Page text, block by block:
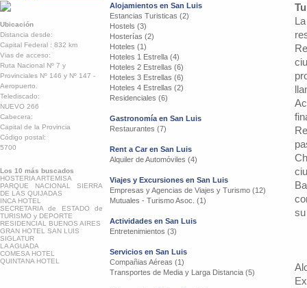
Ubicación
Distancia desde:
Capital Federal : 832 km
Vias de acceso:
Ruta Nacional Nº 7 y
Provinciales Nº 146 y Nº 147 -
Aeropuerto.
Telediscado:
NUEVO 266
Cabecera:
Capital de la Provincia
Código postal:
5700
Los 10 más buscados
HOSTERIA ARTEMISA
PARQUE NACIONAL SIERRA
DE LAS QUIJADAS
INCA HOTEL
SECRETARIA de ESTADO de
TURISMO y DEPORTE
RESIDENCIAL BUENOS AIRES
GRAN HOTEL SAN LUIS
SIGLATUR
LA AGUADA
COMESA HOTEL
QUINTANA HOTEL
Alojamientos en San Luis
Estancias Turisticas (2)
Hostels (3)
Hosterías (2)
Hoteles (1)
Hoteles 1 Estrella (4)
Hoteles 2 Estrellas (6)
Hoteles 3 Estrellas (6)
Hoteles 4 Estrellas (2)
Residenciales (6)
Gastronomía en San Luis
Restaurantes (7)
Rent a Car en San Luis
Alquiler de Automóviles (4)
Viajes y Excursiones en San Luis
Empresas y Agencias de Viajes y Turismo (12)
Mutuales - Turismo Asoc. (1)
Actividades en San Luis
Entretenimientos (3)
Servicios en San Luis
Compañias Aéreas (1)
Transportes de Media y Larga Distancia (5)